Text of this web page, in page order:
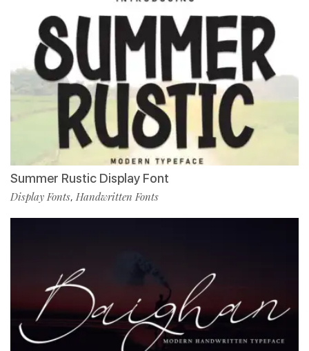
Summer Rustic Display Font
Display Fonts, Handwritten Fonts